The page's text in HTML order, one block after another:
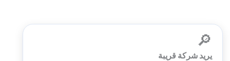
🔎
يريد شركة قريبة